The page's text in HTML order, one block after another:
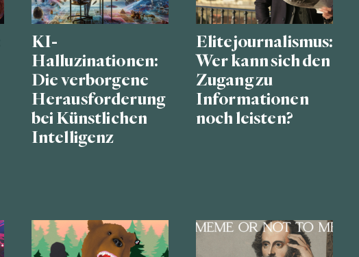
KI-
Halluzinationen:
Die verborgene
Herausforderung
bei Künstlichen
Intelligenz
Elitejournalismus:
Wer kann sich den
Zugang zu
Informationen
noch leisten?